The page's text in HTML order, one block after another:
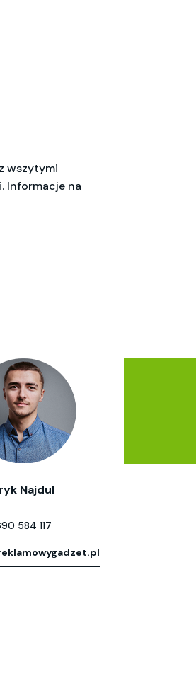
wszytymi
Informacje na
Najdul
584 117